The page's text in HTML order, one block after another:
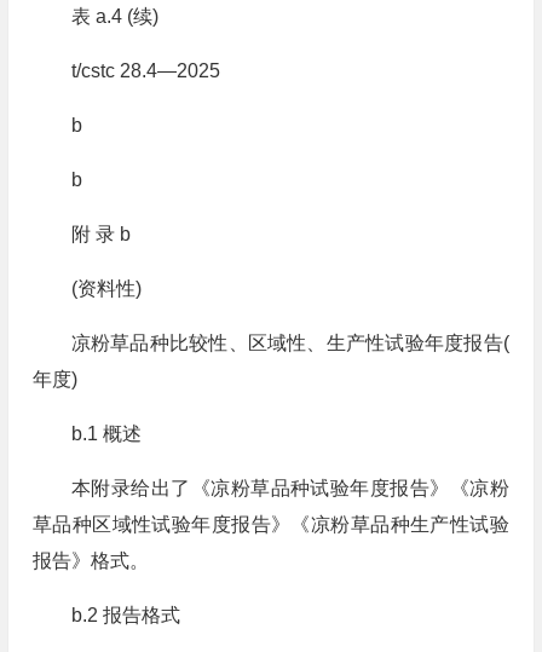
表 a.4 (续)
t/cstc 28.4—2025
b
b
附 录 b
(资料性)
凉粉草品种比较性、区域性、生产性试验年度报告(
年度)
b.1 概述
本附录给出了《凉粉草品种试验年度报告》《凉粉
草品种区域性试验年度报告》《凉粉草品种生产性试验
报告》格式。
b.2 报告格式